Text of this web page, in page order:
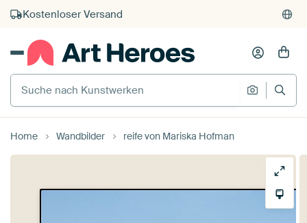
Kauf auf Rechnung
Individueller Druck auf Bestellung
Suche nach Kunstwerken
Suche
Home Wandbilder reife von Mariska Hofman